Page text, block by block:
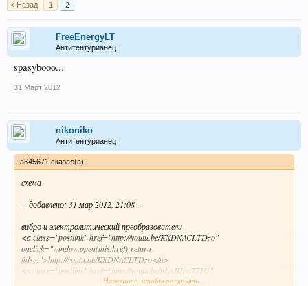
< Назад 1 2
FreeEnergyLT
Антитентурианец
spasybooo...
31 Март 2012
nikoniko
Антитентурианец
a345671 сказал(а):
схема
-- добавлено: 31 мар 2012, 21:08 --
вибро и электролитический преобразователи
<a class="postlink" href="http://youtu.be/KXDNACLTDzo"
onclick="window.open(this.href);return
false;">http://youtu.be/KXDNACLTDzo</a>
<a class="postlink" href="http://youtu.be/pLaJUpa771U"
onclick="window.open(this.href);returnНажмите, чтобы раскрыть...